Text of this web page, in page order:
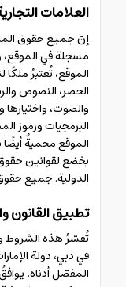
العلامات
إنّ جميع حقوق
مسجلة في الموقع،
الموقع، تُعتبرُ
الحصر، النصوص
والصوت،
البرمجيات ورموز
الموقع محميةٌ
يخضع لقوانين حقوق
الدولية. جميع
تطبيق القانون
تُفسّرُ هذه الشروط
في دبي، دولة
المفصّل أدناه،